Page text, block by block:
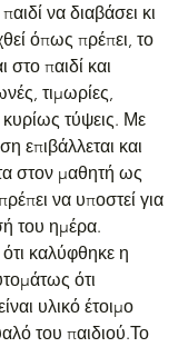
να διαβάσει κι
όπως πρέπει, το
στο παιδί και
τιμωρίες,
τύψεις. Με
επιβάλλεται και
στον μαθητή ως
να υποστεί για
του ημέρα.
καλύφθηκε η
ότι
υλικό έτοιμο
του παιδιού.Το